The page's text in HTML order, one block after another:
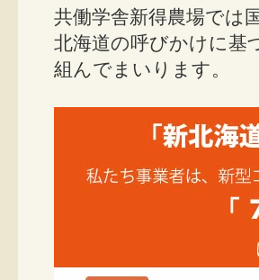
共働学舎新得農場では
北海道の呼びかけに基
組んでまいります。